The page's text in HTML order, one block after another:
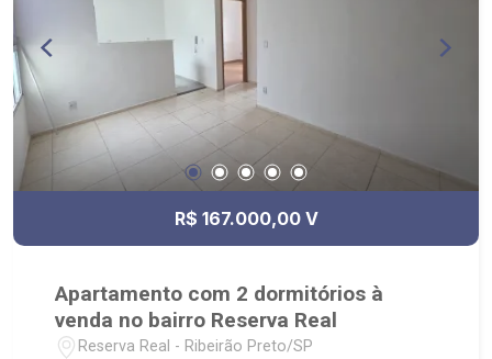
R$ 167.000,00 V
Apartamento com 2 dormitórios à
venda no bairro Reserva Real
Reserva Real - Ribeirão Preto/SP